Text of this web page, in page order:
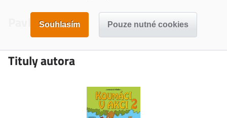
Pavla Novotná
Tituly autora